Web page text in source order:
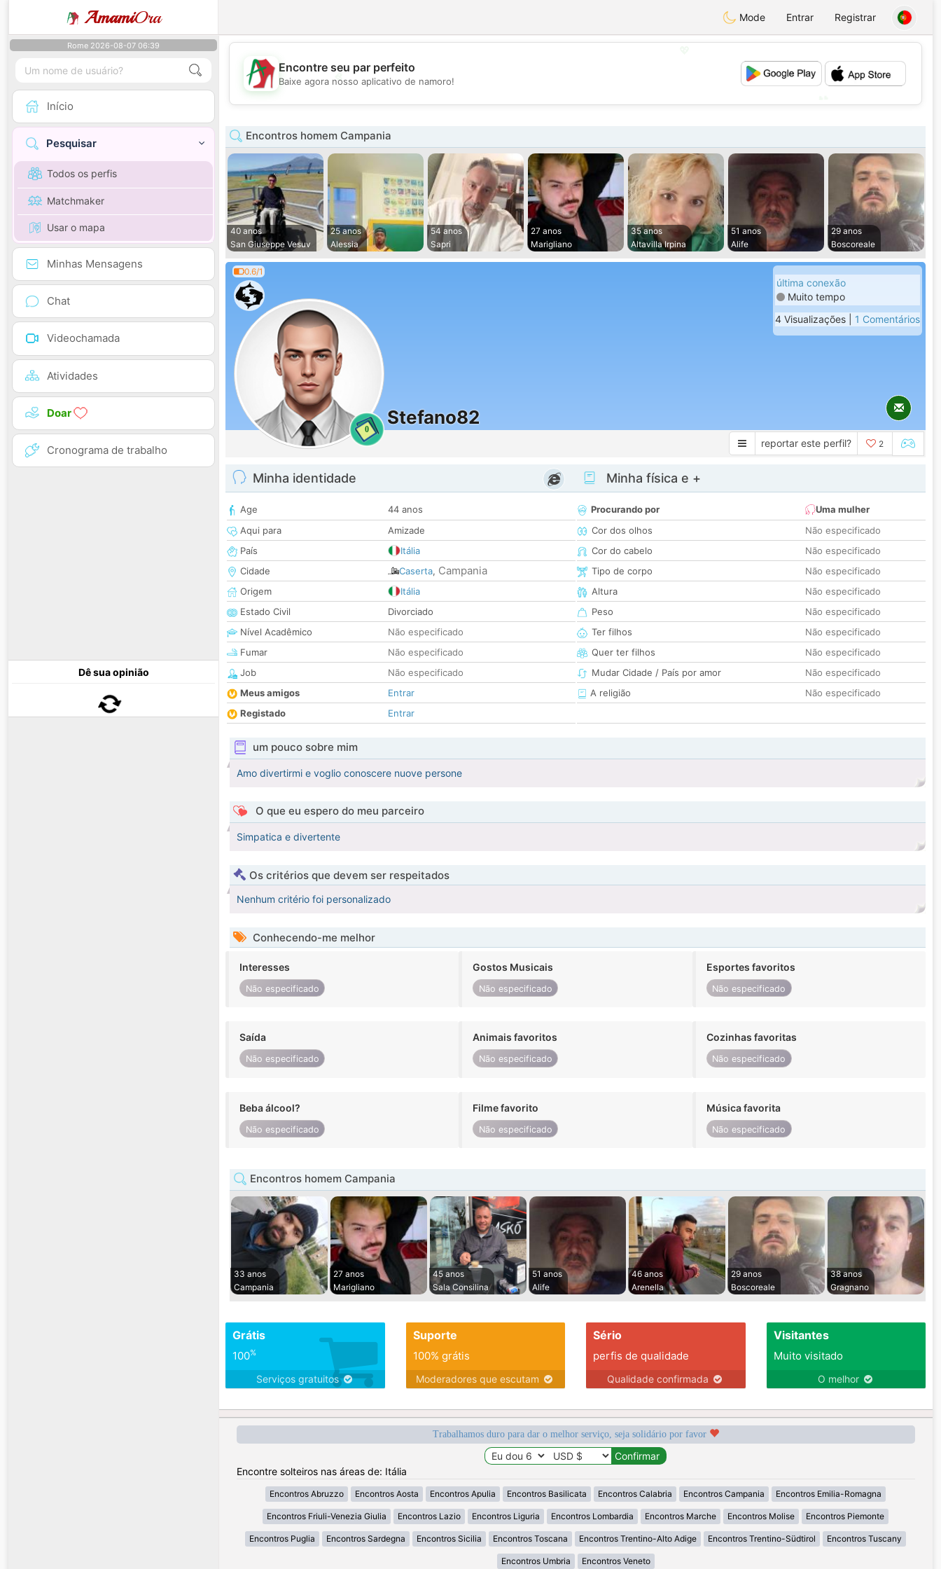
AmamiOra Mode Entrar Registrar
Rome 2026-08-07 06:39
Início
Pesquisar
Todos os perfis
Matchmaker
Usar o mapa
Minhas Mensagens
Chat
Videochamada
Atividades
Doar
Cronograma de trabalho
Dê sua opinião
💖
💕
💕
Encontre seu par perfeito
Baixe agora nosso aplicativo de namoro!
Encontros homem Campania
40 anos
San Giuseppe Vesuv
25 anos
Alessia
54 anos
Sapri
27 anos
Marigliano
35 anos
Altavilla Irpina
51 anos
Alife
29 anos
Boscoreale
0.6/1
0
Stefano82
última conexão
Muito tempo
4 Visualizações | 1 Comentários
reportar este perfil? 2
Minha identidade
Age
44 anos
Aqui para
Amizade
País
Itália
Cidade
Caserta, Campania
Origem
Itália
Estado Civil
Divorciado
Nível Acadêmico
Não especificado
Fumar
Não especificado
Job
Não especificado
Meus amigos
Entrar
Registado
Entrar
Minha física e +
Procurando por
Uma mulher
Cor dos olhos
Não especificado
Cor do cabelo
Não especificado
Tipo de corpo
Não especificado
Altura
Não especificado
Peso
Não especificado
Ter filhos
Não especificado
Quer ter filhos
Não especificado
Mudar Cidade / País por amor
Não especificado
A religião
Não especificado
um pouco sobre mim
Amo divertirmi e voglio conoscere nuove persone
O que eu espero do meu parceiro
Simpatica e divertente
Os critérios que devem ser respeitados
Nenhum critério foi personalizado
Conhecendo-me melhor
Interesses
Não especificado
Gostos Musicais
Não especificado
Esportes favoritos
Não especificado
Saída
Não especificado
Animais favoritos
Não especificado
Cozinhas favoritas
Não especificado
Beba álcool?
Não especificado
Filme favorito
Não especificado
Música favorita
Não especificado
Encontros homem Campania
33 anos
Campania
27 anos
Marigliano
45 anos
Sala Consilina
51 anos
Alife
46 anos
Arenella
29 anos
Boscoreale
38 anos
Gragnano
Grátis
100%
Serviços gratuitos
Suporte
100% grátis
Moderadores que escutam
Sério
perfis de qualidade
Qualidade confirmada
Visitantes
Muito visitado
O melhor
Trabalhamos duro para dar o melhor serviço, seja solidário por favor
Encontre solteiros nas áreas de: Itália
Encontros Abruzzo Encontros Aosta Encontros Apulia Encontros Basilicata Encontros Calabria Encontros Campania Encontros Emilia-Romagna
Encontros Friuli-Venezia Giulia Encontros Lazio Encontros Liguria Encontros Lombardia Encontros Marche Encontros Molise Encontros Piemonte
Encontros Puglia Encontros Sardegna Encontros Sicilia Encontros Toscana Encontros Trentino-Alto Adige Encontros Trentino-Südtirol Encontros Tuscany
Encontros Umbria Encontros Veneto